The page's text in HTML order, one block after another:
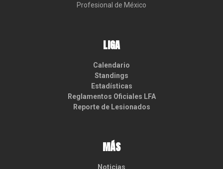
Profesional de México
LIGA
Calendario
Standings
Estadísticas
Reglamentos Oficiales LFA
Reporte de Lesionados
MÁS
Noticias